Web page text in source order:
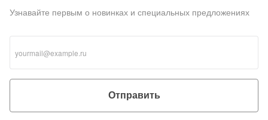
Узнавайте первым о новинках и специальных предложениях
Отправить